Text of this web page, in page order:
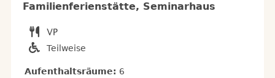
Familienferienstätte, Seminarhaus
Teilweise
Aufenthaltsräume: 6